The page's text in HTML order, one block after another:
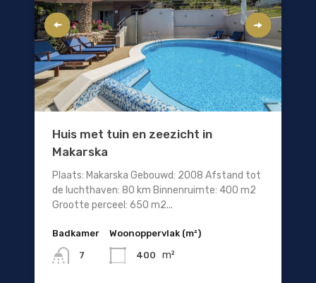
Huis met tuin en zeezicht in
Makarska
Plaats: Makarska Gebouwd: 2008 Afstand tot
de luchthaven: 80 km Binnenruimte: 400 m2
Grootte perceel: 650 m2...
Badkamer
7
Woonoppervlak (m²)
400 m²